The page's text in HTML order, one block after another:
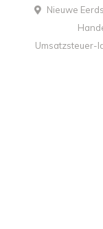
Nieuwe
Umsatzsteuer-